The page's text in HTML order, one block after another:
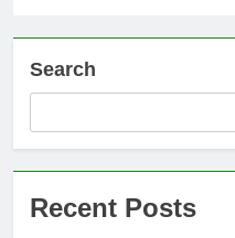
Search
Recent Posts